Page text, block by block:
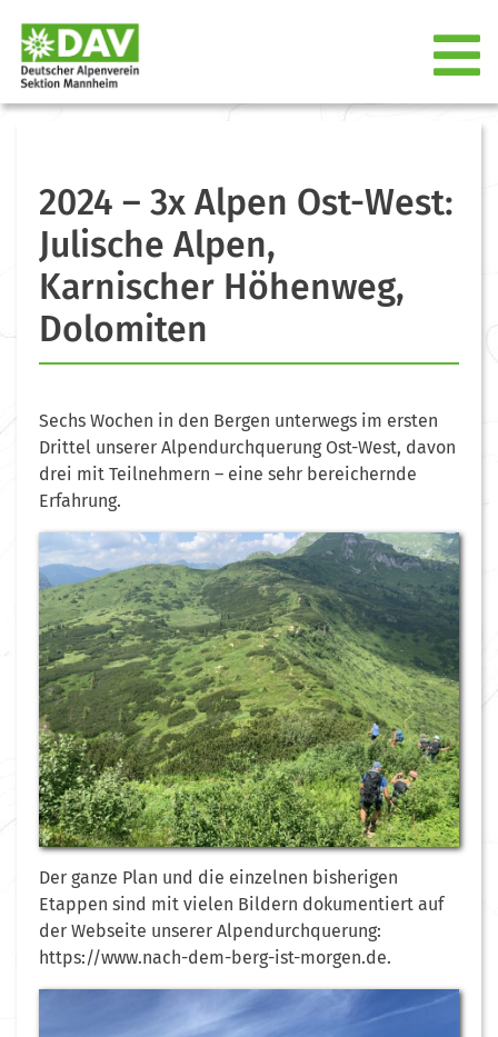
2024 – 3x Alpen Ost-West:
Julische Alpen,
Karnischer Höhenweg,
Dolomiten
Sechs Wochen in den Bergen unterwegs im ersten
Drittel unserer Alpendurchquerung Ost-West, davon
drei mit Teilnehmern – eine sehr bereichernde
Erfahrung.
Der ganze Plan und die einzelnen bisherigen
Etappen sind mit vielen Bildern dokumentiert auf
der Webseite unserer Alpendurchquerung:
https://www.nach-dem-berg-ist-morgen.de.